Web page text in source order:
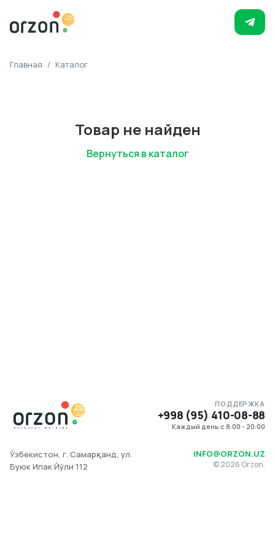
Главная / Каталог
Товар не найден
Вернуться в каталог
ПОДДЕРЖКА
+998 (95) 410-08-88
Каждый день с 8:00 - 20:00
Ўзбекистон, г. Самарқанд, ул.
Буюк Ипак Йўли 112
INFO@ORZON.UZ
©2026 Orzon.